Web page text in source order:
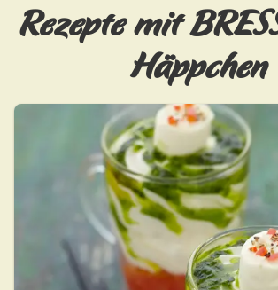
Rezepte mit
Häppchen